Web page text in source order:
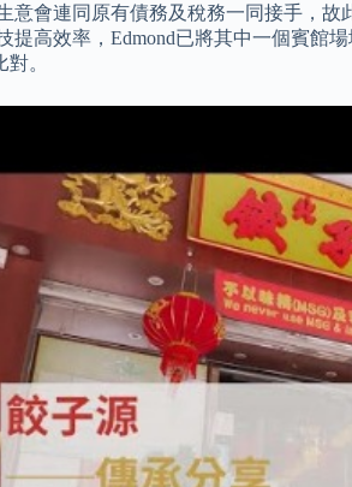
意會連同原有債務及稅務一同接手，
高效率，Edmond已將其中一個賓
。